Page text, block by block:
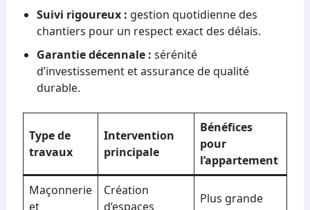
Suivi rigoureux : gestion quotidienne des
chantiers pour un respect exact des délais.
Garantie décennale : sérénité
d’investissement et assurance de qualité
durable.
Type de
travaux
Intervention
principale
Bénéfices
pour
l’appartement
Maçonnerie
et
Création
d’espaces
Plus grande